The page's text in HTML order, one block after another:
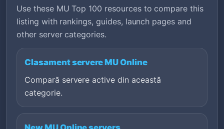
Use these MU Top 100 resources to compare this
listing with rankings, guides, launch pages and
other server categories.
Clasament servere MU Online
Compară servere active din această
categorie.